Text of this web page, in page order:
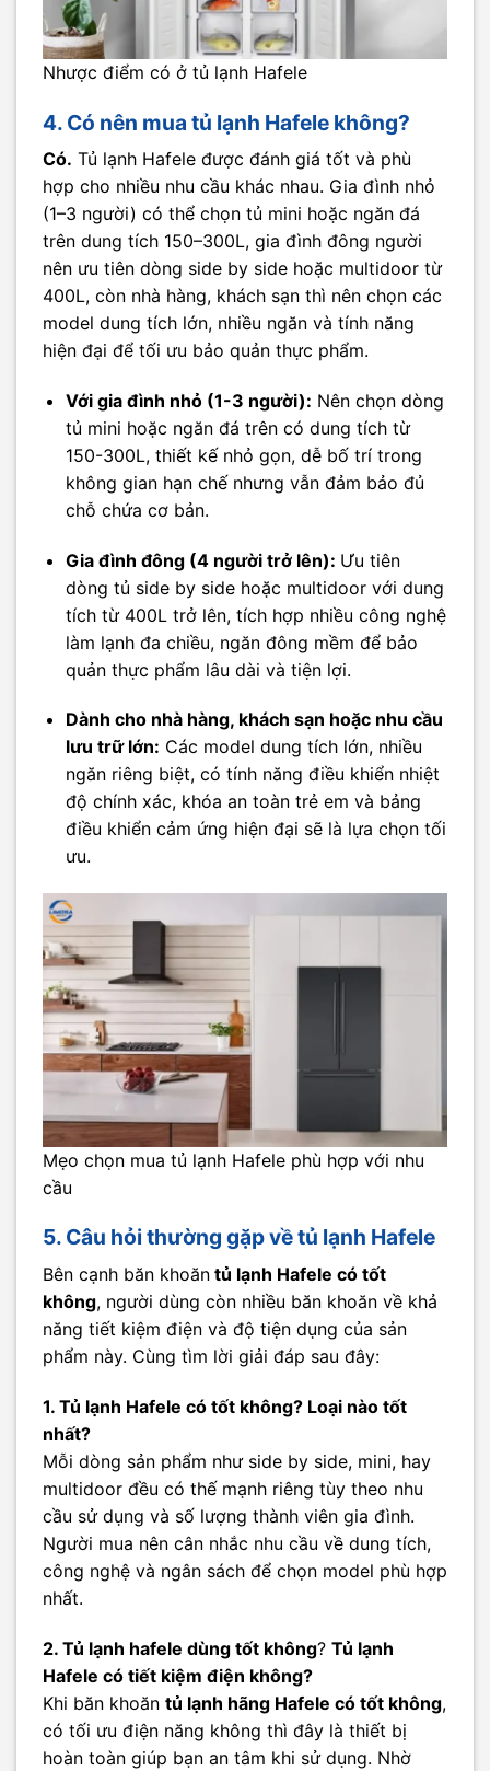
Nhược điểm có ở tủ lạnh Hafele
4. Có nên mua tủ lạnh Hafele không?
Có. Tủ lạnh Hafele được đánh giá tốt và phù
hợp cho nhiều nhu cầu khác nhau. Gia đình nhỏ
(1–3 người) có thể chọn tủ mini hoặc ngăn đá
trên dung tích 150–300L, gia đình đông người
nên ưu tiên dòng side by side hoặc multidoor từ
400L, còn nhà hàng, khách sạn thì nên chọn các
model dung tích lớn, nhiều ngăn và tính năng
hiện đại để tối ưu bảo quản thực phẩm.
Với gia đình nhỏ (1-3 người): Nên chọn dòng
tủ mini hoặc ngăn đá trên có dung tích từ
150-300L, thiết kế nhỏ gọn, dễ bố trí trong
không gian hạn chế nhưng vẫn đảm bảo đủ
chỗ chứa cơ bản.
Gia đình đông (4 người trở lên): Ưu tiên
dòng tủ side by side hoặc multidoor với dung
tích từ 400L trở lên, tích hợp nhiều công nghệ
làm lạnh đa chiều, ngăn đông mềm để bảo
quản thực phẩm lâu dài và tiện lợi.
Dành cho nhà hàng, khách sạn hoặc nhu cầu
lưu trữ lớn: Các model dung tích lớn, nhiều
ngăn riêng biệt, có tính năng điều khiển nhiệt
độ chính xác, khóa an toàn trẻ em và bảng
điều khiển cảm ứng hiện đại sẽ là lựa chọn tối
ưu.
Mẹo chọn mua tủ lạnh Hafele phù hợp với nhu
cầu
5. Câu hỏi thường gặp về tủ lạnh Hafele
Bên cạnh băn khoăn tủ lạnh Hafele có tốt
không, người dùng còn nhiều băn khoăn về khả
năng tiết kiệm điện và độ tiện dụng của sản
phẩm này. Cùng tìm lời giải đáp sau đây:
1. Tủ lạnh Hafele có tốt không? Loại nào tốt
nhất?
Mỗi dòng sản phẩm như side by side, mini, hay
multidoor đều có thế mạnh riêng tùy theo nhu
cầu sử dụng và số lượng thành viên gia đình.
Người mua nên cân nhắc nhu cầu về dung tích,
công nghệ và ngân sách để chọn model phù hợp
nhất.
2. Tủ lạnh hafele dùng tốt không? Tủ lạnh
Hafele có tiết kiệm điện không?
Khi băn khoăn tủ lạnh hãng Hafele có tốt không,
có tối ưu điện năng không thì đây là thiết bị
hoàn toàn giúp bạn an tâm khi sử dụng. Nhờ